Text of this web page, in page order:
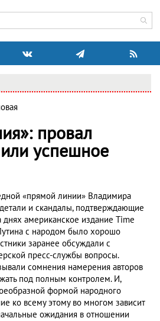
провал
успешное
«прямой линии» Владимира
и скандалы, подтверждающие
днях американское издание Time
с народом было хорошо
заранее обсуждали с
пресс-службы вопросы.
сомнения намерения авторов
под полным контролем. И,
формой народного
ко всему этому во многом зависит
ожидания в отношении